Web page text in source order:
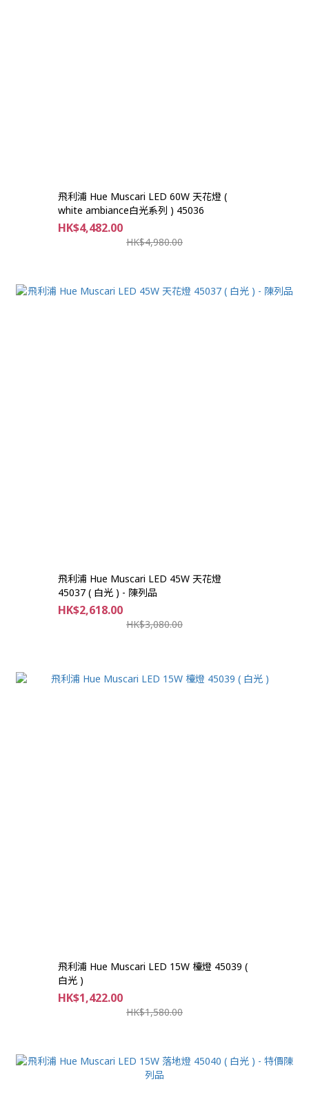
飛利浦 Hue Muscari LED 60W 天花燈 (
white ambiance白光系列 ) 45036
HK$4,482.00
HK$4,980.00
飛利浦 Hue Muscari LED 45W 天花燈
45037 ( 白光 ) - 陳列品
HK$2,618.00
HK$3,080.00
飛利浦 Hue Muscari LED 15W 檯燈 45039 (
白光 )
HK$1,422.00
HK$1,580.00